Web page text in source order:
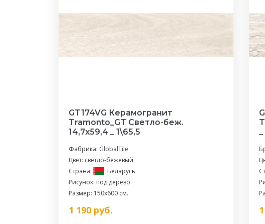
GT174VG Керамогранит
Tramonto_GT Светло-беж.
14,7x59,4 _ 1\65,5
Фабрика: GlobalTile
Цвет: светло-бежевый
Страна:
Беларусь
Рисунок: под дерево
Размер: 150x600 см.
1 190 руб.